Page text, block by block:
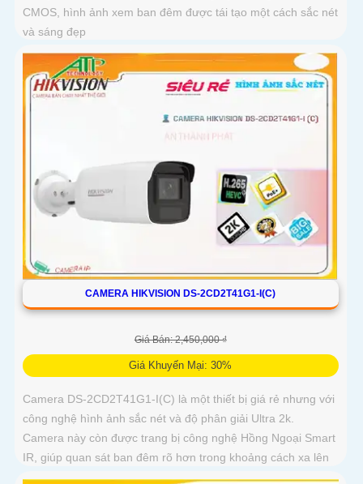
CMOS, hình ảnh xem ban đêm được tái tạo một cách sắc nét
và sáng đẹp
CAMERA HIKVISION DS-2CD2T41G1-I(C)
Giá Bán: 2,450,000 ₫
Giá Khuyến Mại: 30%
Camera DS-2CD2T41G1-I(C) là một thiết bị giá rẻ nhưng với
công nghệ hình ảnh sắc nét và độ phân giải Ultra 2k.
Camera này còn được trang bị công nghệ Hồng Ngoại Smart
IR, giúp quan sát ban đêm rõ hơn trong khoảng cách xa lên
tới 50m